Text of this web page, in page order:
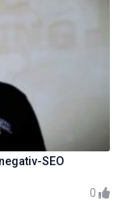
SEO
0